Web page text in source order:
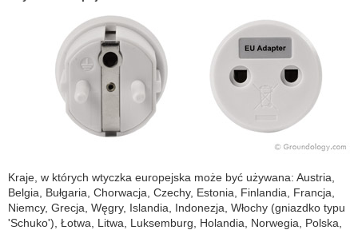
Kraje, w których wtyczka europejska może być używana: Austria,
Belgia, Bułgaria, Chorwacja, Czechy, Estonia, Finlandia, Francja,
Niemcy, Grecja, Węgry, Islandia, Indonezja, Włochy (gniazdko typu
'Schuko'), Łotwa, Litwa, Luksemburg, Holandia, Norwegia, Polska,